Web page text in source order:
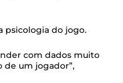
psicologia do jogo.
com dados muito
de um jogador”,